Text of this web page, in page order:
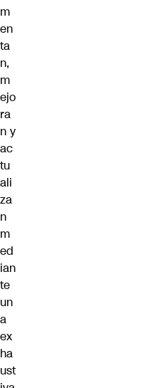
m
en
ta
n,
m
ejo
ra
n y
ac
tu
ali
za
n
m
ed
ian
te
un
a
ex
ha
ust